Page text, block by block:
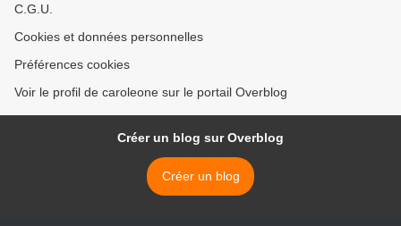
C.G.U.
Cookies et données personnelles
Préférences cookies
Voir le profil de caroleone sur le portail Overblog
Créer un blog sur Overblog
Créer un blog